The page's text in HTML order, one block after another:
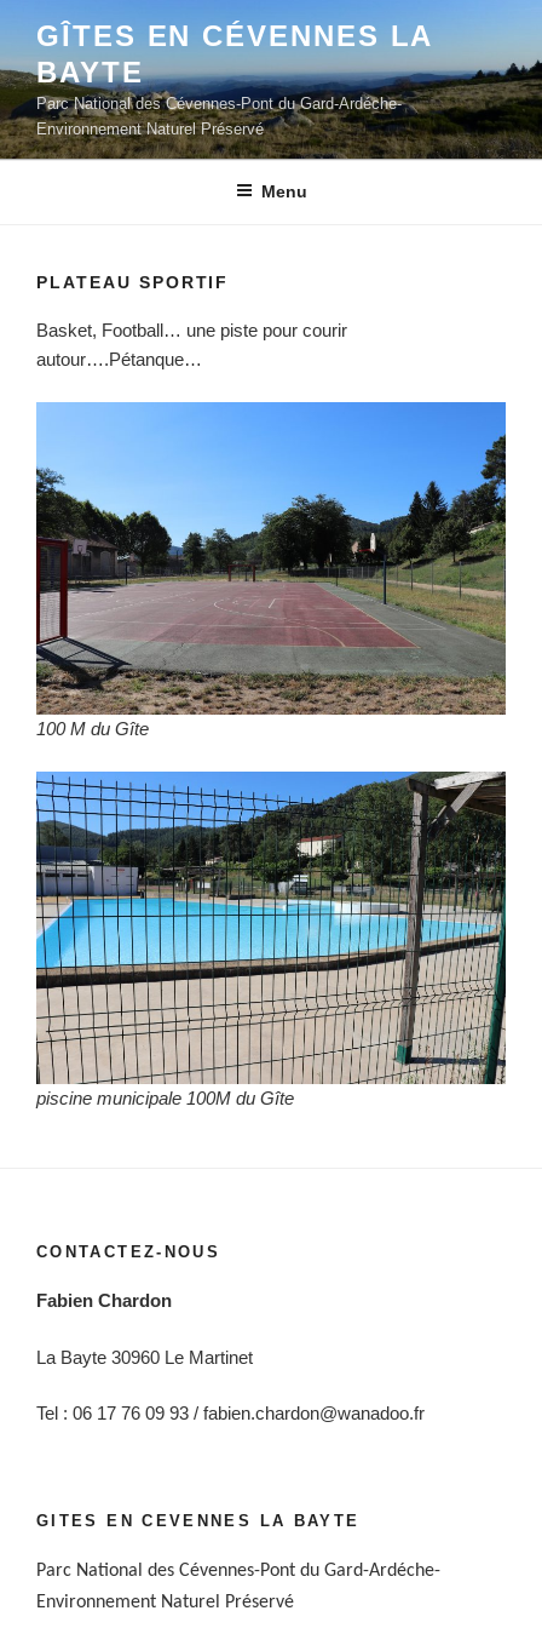
contenu
principal
GÎTES EN CÉVENNES LA
BAYTE
Parc National des Cévennes-Pont du Gard-Ardéche-
Environnement Naturel Préservé
Menu
PLATEAU SPORTIF
Basket, Football… une piste pour courir
autour….Pétanque…
100 M du Gîte
piscine municipale 100M du Gîte
CONTACTEZ-NOUS
Fabien Chardon
La Bayte 30960 Le Martinet
Tel : 06 17 76 09 93 / fabien.chardon@wanadoo.fr
GITES EN CEVENNES LA BAYTE
Parc National des Cévennes-Pont du Gard-Ardéche-
Environnement Naturel Préservé